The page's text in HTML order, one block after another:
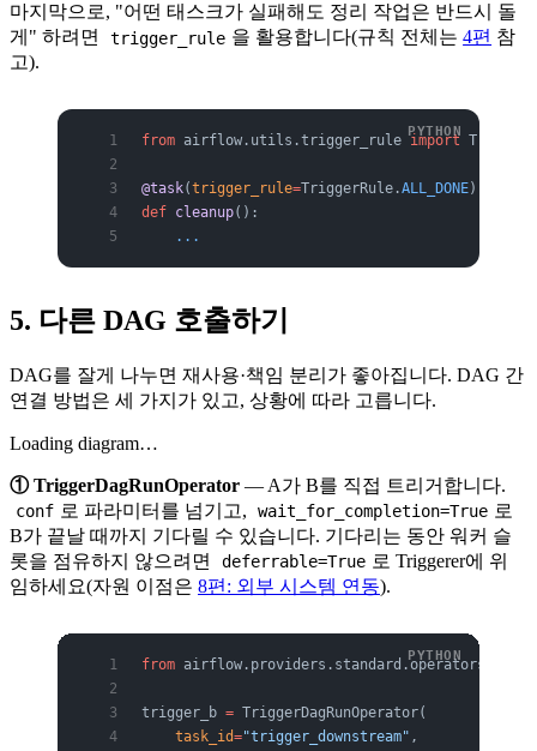
마지막으로, "어떤 태스크가 실패해도 정리 작업은 반드시 돌
게" 하려면
trigger_rule 을 활용합니다(규칙 전체는4편 참
고).
from airflow.utils.trigger_rule import
@task(trigger_rule=TriggerRule.ALL_DONE)
def cleanup():
    ...
5. 다른 DAG 호출하기
DAG를 잘게 나누면 재사용·책임 분리가 좋아집니다. DAG 간
연결 방법은 세 가지가 있고, 상황에 따라 고릅니다.
Loading diagram…
① TriggerDagRunOperator — A가 B를 직접 트리거합니다.
conf 로 파라미터를 넘기고, wait_for_completion=True 로
B가 끝날 때까지 기다릴 수 있습니다. 기다리는 동안 워커 슬
롯을 점유하지 않으려면
deferrable=True 로 Triggerer에 위
임하세요(자원 이점은 8편: 외부 시스템 연동).
from
trigger_b = TriggerDagRunOperator(
    task_id
="trigger_downstream" ,